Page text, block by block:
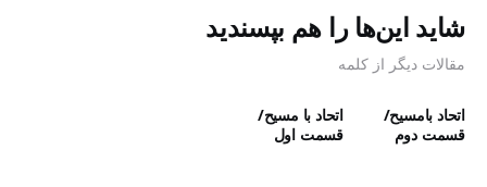
شاید این‌ها را هم بپسندید
مقالات دیگر از کلمه
اتحاد بامسیح/
قسمت دوم
اتحاد با مسیح/
قسمت اول